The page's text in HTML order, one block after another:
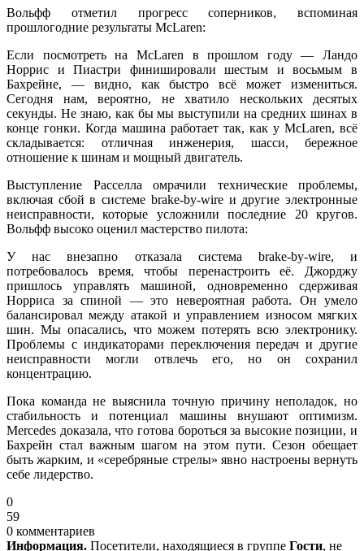
Вольфф отметил прогресс соперников, вспоминая
прошлогодние результаты McLaren:
Если посмотреть на McLaren в прошлом году — Ландо
Норрис и Пиастри финишировали шестым и восьмым в
Бахрейне, — видно, как быстро всё может измениться.
Сегодня нам, вероятно, не хватило нескольких десятых
секунды. Не знаю, как бы мы выступили на средних шинах в
конце гонки. Когда машина работает так, как у McLaren, всё
складывается: отличная инженерия, шасси, бережное
отношение к шинам и мощный двигатель.
Выступление Расселла омрачили технические проблемы,
включая сбой в системе brake-by-wire и другие электронные
неисправности, которые усложнили последние 20 кругов.
Вольфф высоко оценил мастерство пилота:
У нас внезапно отказала система brake-by-wire, и
потребовалось время, чтобы перенастроить её. Джорджу
пришлось управлять машиной, одновременно сдерживая
Норриса за спиной — это невероятная работа. Он умело
балансировал между атакой и управлением износом мягких
шин. Мы опасались, что можем потерять всю электронику.
Проблемы с индикаторами переключения передач и другие
неисправности могли отвлечь его, но он сохранил
концентрацию.
Пока команда не выяснила точную причину неполадок, но
стабильность и потенциал машины внушают оптимизм.
Mercedes доказала, что готова бороться за высокие позиции, и
Бахрейн стал важным шагом на этом пути. Сезон обещает
быть жарким, и «серебряные стрелы» явно настроены вернуть
себе лидерство.
0
59
0 комментариев
Информация. Посетители, находящиеся в группе Гости, не